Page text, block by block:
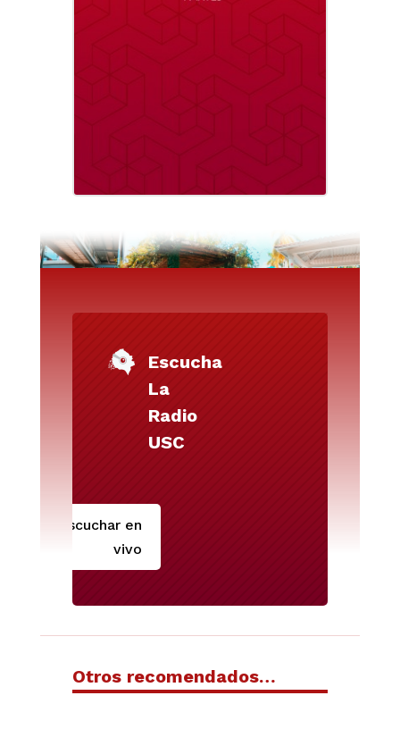
Escucha
La
Radio
USC
Escuchar en
vivo
Otros recomendados…